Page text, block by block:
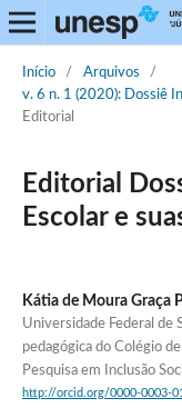
Início / Arquivos
/
v. 6 n. 1 (2020): Dossiê
Editorial
Editorial
Escolar e
Kátia de Moura Graça
Universidade Federal de
pedagógica do Colégio
Pesquisa em Inclusão
http://orcid.org/0000-0003-